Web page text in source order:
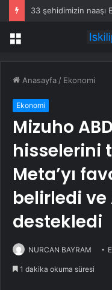
33 şehidimizin naaşı
Menü
Anasayfa / Ekonomi
Ekonomi
Mizuho
hisselerini
Meta’yı
belirledi ve
destekledi
NURCAN BAYRAM
1 dakika okuma süresi